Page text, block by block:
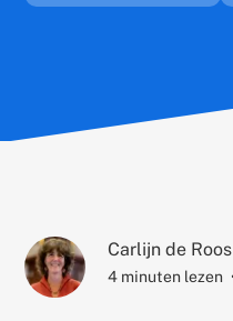
Auteur:
Carlijn de Roos
4 minuten lezen